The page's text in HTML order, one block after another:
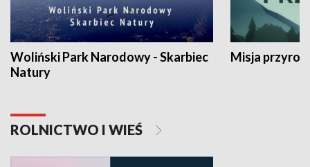
Woliński Park Narodowy - Skarbiec
Natury
Misja
ROLNICTWO I WIEŚ